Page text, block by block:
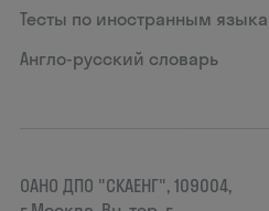
Тесты по иностранным
Англо-русский словарь
ОАНО ДПО "СКАЕНГ", 109004,